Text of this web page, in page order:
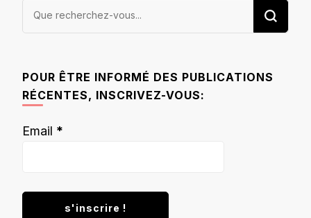
Vous
POUR ÊTRE INFORMÉ DES PUBLICATIONS
RÉCENTES, INSCRIVEZ-VOUS:
Email *